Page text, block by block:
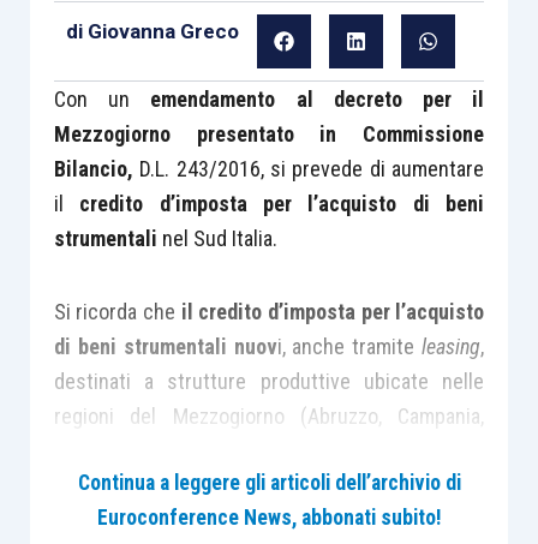
di Giovanna Greco
Con un emendamento al decreto per il
Mezzogiorno presentato in Commissione
Bilancio, D.L. 243/2016, si prevede di aumentare
il credito d’imposta per l’acquisto di beni
strumentali nel Sud Italia.
Si ricorda che il credito d’imposta per l’acquisto
di beni strumentali nuovi, anche tramiteleasing,
destinati a strutture produttive ubicate nelle
regioni del Mezzogiorno (Abruzzo, Campania,
Sardegna), è stato istituito dallalegge di
Stabilità 2016, che lo rende operativo dal 1°
Continua a leggere gli articoli dell’archivio di
Euroconference News, abbonati subito!